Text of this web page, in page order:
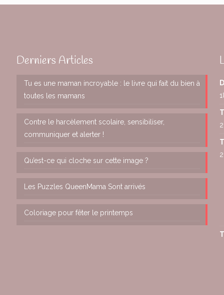
Derniers Articles
Tu es une maman incroyable : le livre qui fait du bien à
toutes les mamans
Contre le harcèlement scolaire, sensibiliser,
communiquer et alerter !
Qu’est-ce qui cloche sur cette image ?
Les Puzzles QueenMama Sont arrivés
Coloriage pour fêter le printemps